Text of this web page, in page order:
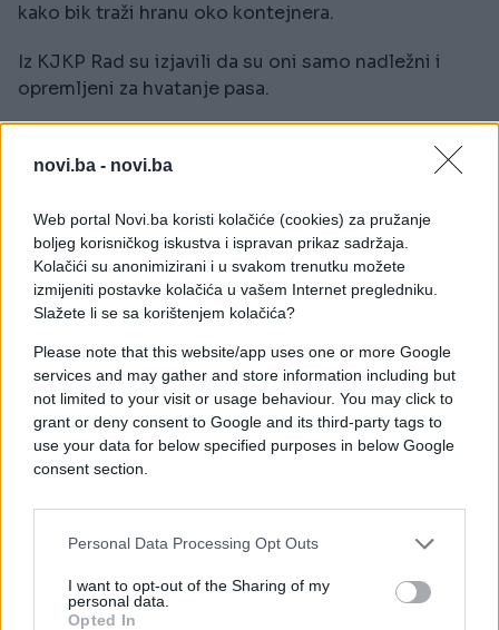
novi.ba - novi.ba
Web portal Novi.ba koristi kolačiće (cookies) za pružanje
boljeg korisničkog iskustva i ispravan prikaz sadržaja.
Kolačići su anonimizirani i u svakom trenutku možete
izmijeniti postavke kolačića u vašem Internet pregledniku.
Slažete li se sa korištenjem kolačića?
Please note that this website/app uses one or more Google
services and may gather and store information including but
not limited to your visit or usage behaviour. You may click to
grant or deny consent to Google and its third-party tags to
use your data for below specified purposes in below Google
consent section.
Personal Data Processing Opt Outs
I want to opt-out of the Sharing of my
personal data.
Opted In
kako bik traži hranu oko kontejnera.
Iz KJKP Rad su izjavili da su oni samo nadležni i
opremljeni za hvatanje pasa.
humano rješenje za jadnu životinju, ili će se, možda,
#bik #Buća Potok